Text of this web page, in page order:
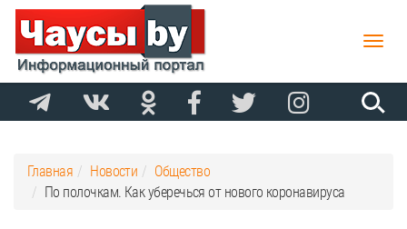
Toggle
Главная Новости
Общество
По полочкам. Как уберечься от нового коронавируса